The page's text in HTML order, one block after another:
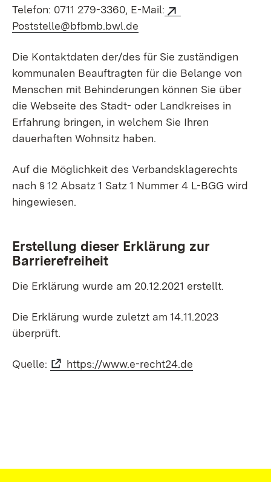
Telefon: 0711 279-3360, E-Mail:
Poststelle@bfbmb.bwl.de
Die Kontaktdaten der/des für Sie zuständigen
kommunalen Beauftragten für die Belange von
Menschen mit Behinderungen können Sie über
die Webseite des Stadt- oder Landkreises in
Erfahrung bringen, in welchem Sie Ihren
dauerhaften Wohnsitz haben.
Auf die Möglichkeit des Verbandsklagerechts
nach § 12 Absatz 1 Satz 1 Nummer 4 L-BGG wird
hingewiesen.
Erstellung dieser Erklärung zur
Barrierefreiheit
Die Erklärung wurde am 20.12.2021 erstellt.
Die Erklärung wurde zuletzt am 14.11.2023
überprüft.
Quelle: https://www.e-recht24.de